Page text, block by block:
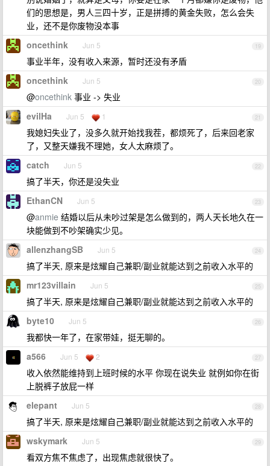
们的思想是，男人三四十岁，正是拼搏的黄金失败，怎么会失
业，还不是你废物没本事
19
oncethink Jun 5
事业半年，没有收入来源，暂时还没有矛盾
20
oncethink Jun 5
@oncethink 事业 -> 失业
21
evilHa Jun 5 1
我媳妇失业了，没多久就开始找我茬，都烦死了，后来回老家
了，又整天嫌我不理她，女人太麻烦了。
22
catch Jun 5
搞了半天，你还是没失业
23
EthanCN Jun 5
@anmie 结婚以后从未吵过架是怎么做到的，两人天长地久在一
块能做到不吵架确实少见。
24
allenzhangSB Jun 5
搞了半天, 原来是炫耀自己兼职/副业就能达到之前收入水平的
25
mr123villain Jun 5
搞了半天, 原来是炫耀自己兼职/副业就能达到之前收入水平的
26
byte10 Jun 5
我都快一年了，在家带娃，挺无聊的。
27
a566 Jun 5 2
收入依然能维持到上班时候的水平 你现在说失业 就例如你在街
上脱裤子放屁一样
28
elepant Jun 5
搞了半天, 原来是炫耀自己兼职/副业就能达到之前收入水平的
29
wskymark Jun 5
看双方焦不焦虑了，出现焦虑就很快了。